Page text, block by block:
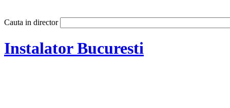
Cauta in director
Instalator Bucuresti